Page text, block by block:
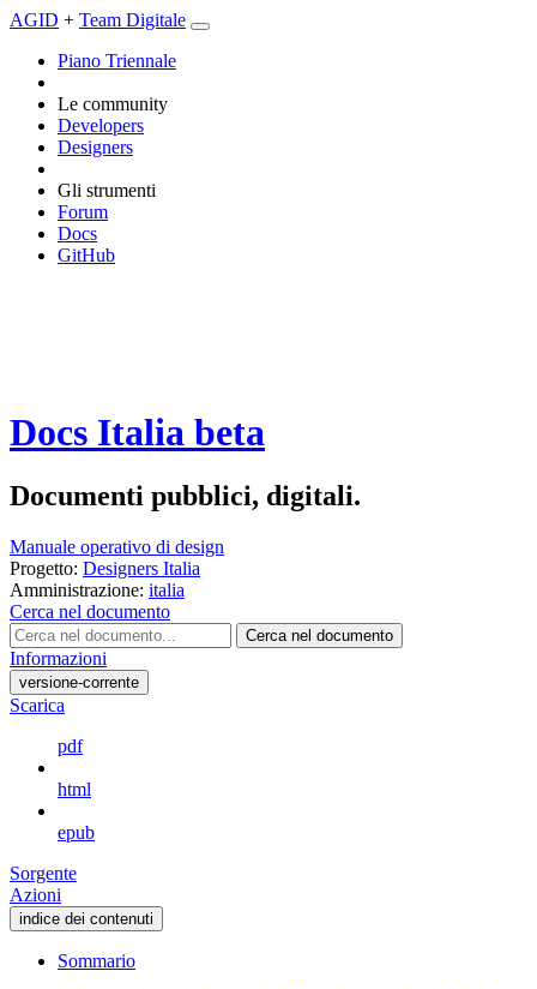
AGID + Team Digitale
Piano Triennale
Le community
Developers
Designers
Gli strumenti
Forum
Docs
GitHub
Docs Italia beta
Documenti pubblici, digitali.
Manuale operativo di design
Progetto: Designers Italia
Amministrazione: italia
Cerca nel documento
Cerca nel documento
Informazioni
versione-corrente
Scarica
pdf
html
epub
Sorgente
Azioni
indice dei contenuti
Sommario